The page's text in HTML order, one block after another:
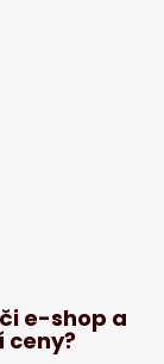
e-shop a
ceny?